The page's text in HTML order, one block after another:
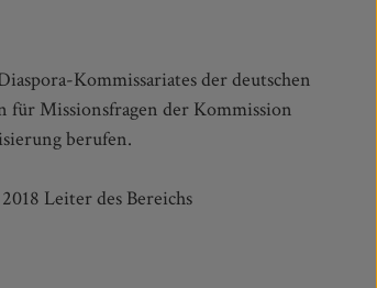
Kommissariates der deutschen
Missionsfragen der Kommission
berufen.
Leiter des Bereichs